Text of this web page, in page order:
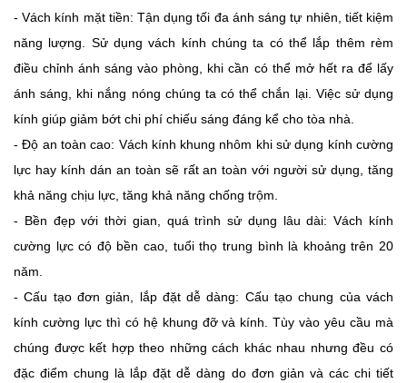
- Vách kính mặt tiền: Tận dụng tối đa ánh sáng tự nhiên, tiết kiệm
năng lượng. Sử dụng vách kính chúng ta có thể lắp thêm rèm
điều chỉnh ánh sáng vào phòng, khi cần có thể mở hết ra để lấy
ánh sáng, khi nắng nóng chúng ta có thể chắn lại. Việc sử dụng
kính giúp giảm bớt chi phí chiếu sáng đáng kể cho tòa nhà.
- Độ an toàn cao: Vách kính khung nhôm khi sử dụng kính cường
lực hay kính dán an toàn sẽ rất an toàn với người sử dụng, tăng
khả năng chịu lực, tăng khả năng chống trộm.
- Bền đẹp với thời gian, quá trình sử dụng lâu dài: Vách kính
cường lực có độ bền cao, tuổi thọ trung bình là khoảng trên 20
năm.
- Cấu tạo đơn giản, lắp đặt dễ dàng: Cấu tạo chung của vách
kính cường lực thì có hệ khung đỡ và kính. Tùy vào yêu cầu mà
chúng được kết hợp theo những cách khác nhau nhưng đều có
đặc điểm chung là lắp đặt dễ dàng do đơn giản và các chi tiết